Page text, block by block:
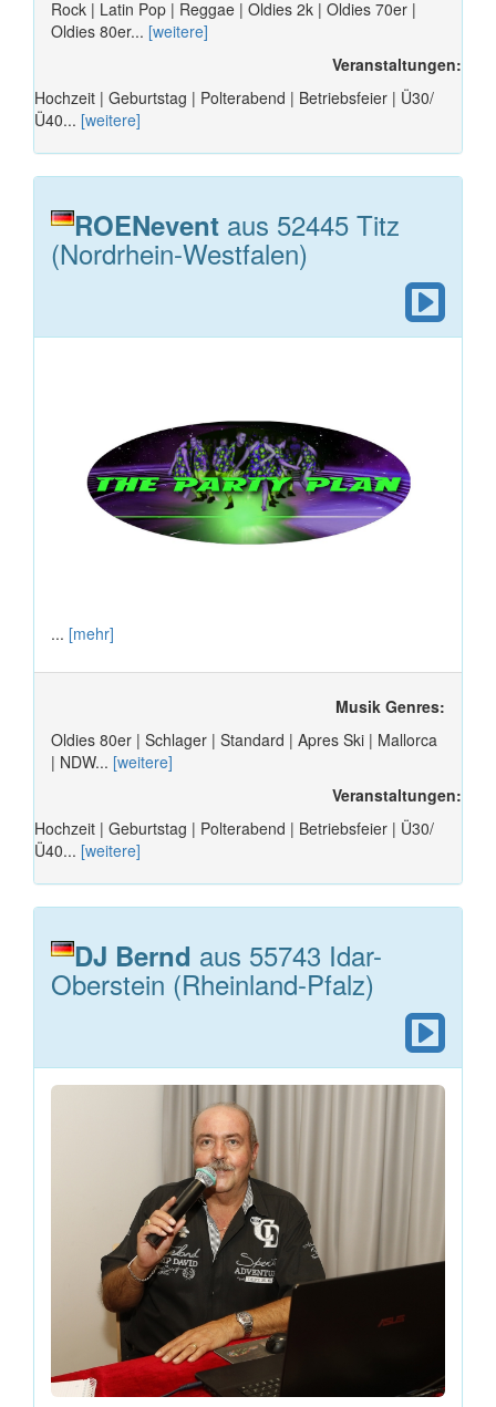
Rock | Latin Pop | Reggae | Oldies 2k | Oldies 70er |
Oldies 80er... [weitere]
Veranstaltungen:
Hochzeit | Geburtstag | Polterabend | Betriebsfeier | Ü30/
Ü40... [weitere]
ROENevent aus 52445 Titz
(Nordrhein-Westfalen)
... [mehr]
Musik Genres:
Oldies 80er | Schlager | Standard | Apres Ski | Mallorca
| NDW... [weitere]
Veranstaltungen:
Hochzeit | Geburtstag | Polterabend | Betriebsfeier | Ü30/
Ü40... [weitere]
DJ Bernd aus 55743 Idar-
Oberstein (Rheinland-Pfalz)